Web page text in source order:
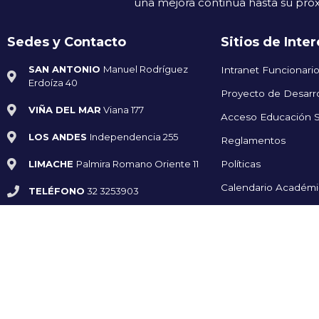
Sedes y Contacto
SAN ANTONIO Manuel Rodríguez
Erdoíza 40
VIÑA DEL MAR Viana 177
LOS ANDES Independencia 255
LIMACHE Palmira Romano Oriente 11
TELÉFONO 32 3253903
Sitios de
Intranet
Proyecto de
Acceso Educación
Reglamentos
Políticas
Calendario